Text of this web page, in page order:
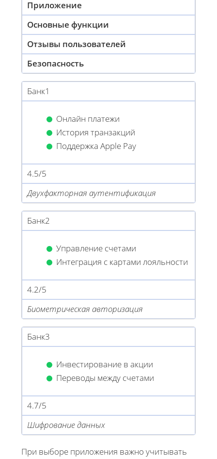
Приложение
Основные функции
Отзывы пользователей
Безопасность
Банк1
Онлайн платежи
История транзакций
Поддержка Apple Pay
4.5/5
Двухфакторная аутентификация
Банк2
Управление счетами
Интеграция с картами лояльности
4.2/5
Биометрическая авторизация
Банк3
Инвестирование в акции
Переводы между счетами
4.7/5
Шифрование данных
При выборе приложения важно учитывать